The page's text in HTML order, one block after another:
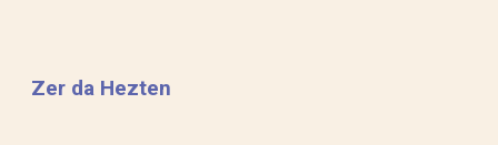
Zer da Hezten